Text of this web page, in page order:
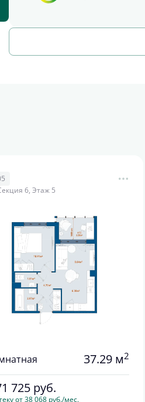
6, Этаж 5
37.29 м2
725 руб.
от 38 068 руб./мес.